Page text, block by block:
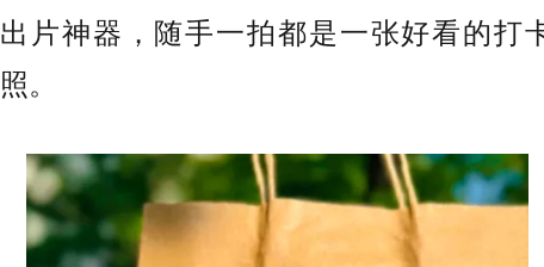
出片神器，随手一拍都是一张好看的打
照。